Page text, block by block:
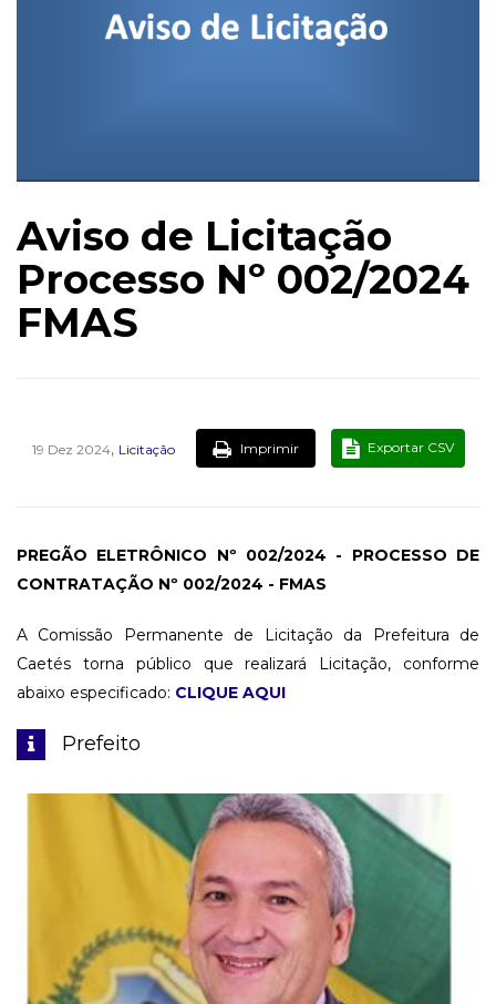
Aviso de Licitação
Processo Nº 002/2024
FMAS
19 Dez 2024, Licitação Imprimir Exportar CSV
PREGÃO ELETRÔNICO Nº 002/2024 - PROCESSO DE
CONTRATAÇÃO Nº 002/2024 - FMAS
A Comissão Permanente de Licitação da Prefeitura de
Caetés torna público que realizará Licitação, conforme
abaixo especificado: CLIQUE AQUI
Prefeito